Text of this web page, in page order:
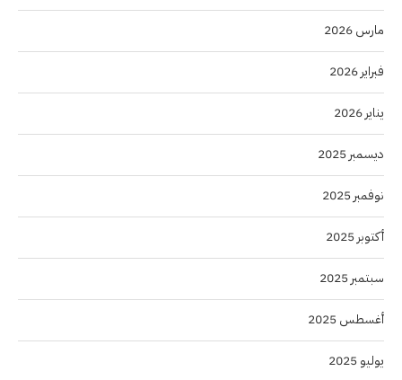
مارس 2026
فبراير 2026
يناير 2026
ديسمبر 2025
نوفمبر 2025
أكتوبر 2025
سبتمبر 2025
أغسطس 2025
يوليو 2025